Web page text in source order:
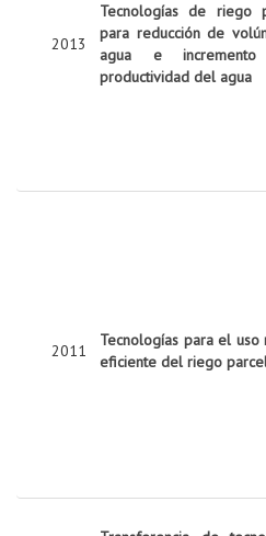
2013
Tecnologías de riego
para reducción de
agua e
productividad del agua
2011
Tecnologías para el uso
eficiente del riego